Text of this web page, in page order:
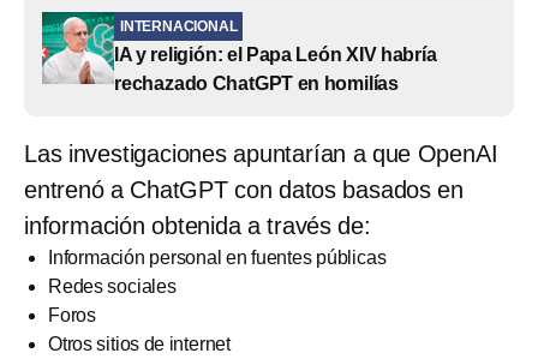
INTERNACIONAL
IA y religión: el Papa León XIV habría
rechazado ChatGPT en homilías
Las investigaciones apuntarían a que OpenAI
entrenó a ChatGPT con datos basados en
información obtenida a través de:
Información personal en fuentes públicas
Redes sociales
Foros
Otros sitios de internet